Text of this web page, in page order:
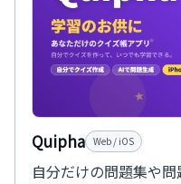
Quipha Web / iOS
自分だけの問題集や問